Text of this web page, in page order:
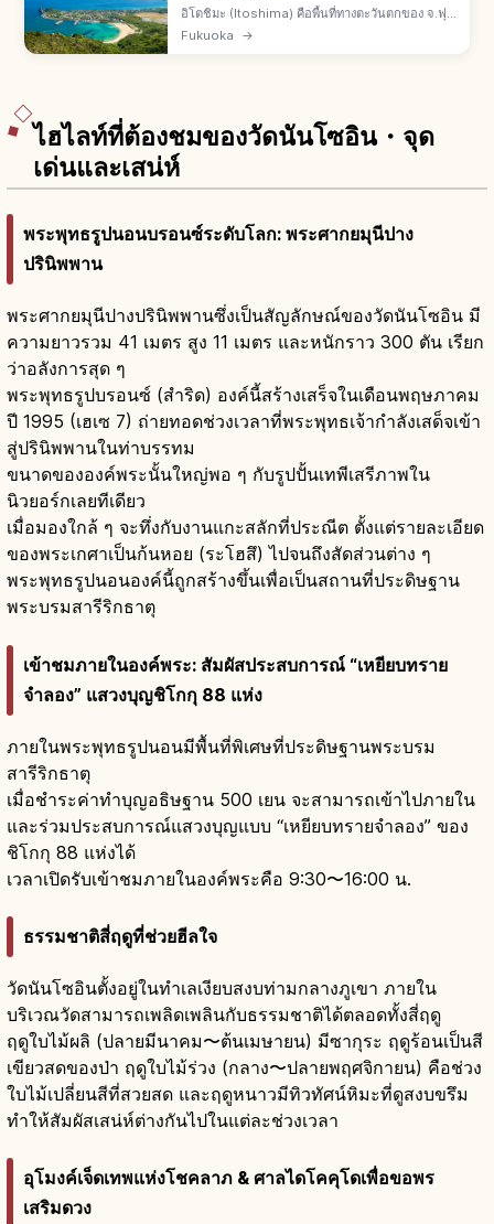
อิโตชิมะ (Itoshima) คือพื้นที่ทางตะวันตกของ จ.ฟุกุ
โอกะ จากตัวเมืองขับรถ 30 นาที ฟุตามิงะอุระมีหิน
Fukuoka →
ไฮไลท์ที่ต้องชมของวัดนันโซอิน・จุด
เด่นและเสน่ห์
พระพุทธรูปนอนบรอนซ์ระดับโลก: พระศากยมุนีปาง
ปรินิพพาน
พระศากยมุนีปางปรินิพพานซึ่งเป็นสัญลักษณ์ของวัดนันโซอิน มี
ความยาวรวม 41 เมตร สูง 11 เมตร และหนักราว 300 ตัน เรียก
ว่าอลังการสุด ๆ
พระพุทธรูปบรอนซ์ (สำริด) องค์นี้สร้างเสร็จในเดือนพฤษภาคม
ปี 1995 (เฮเซ 7) ถ่ายทอดช่วงเวลาที่พระพุทธเจ้ากำลังเสด็จเข้า
สู่ปรินิพพานในท่าบรรทม
ขนาดขององค์พระนั้นใหญ่พอ ๆ กับรูปปั้นเทพีเสรีภาพใน
นิวยอร์กเลยทีเดียว
เมื่อมองใกล้ ๆ จะทึ่งกับงานแกะสลักที่ประณีต ตั้งแต่รายละเอียด
ของพระเกศาเป็นก้นหอย (ระโฮสึ) ไปจนถึงสัดส่วนต่าง ๆ
พระพุทธรูปนอนองค์นี้ถูกสร้างขึ้นเพื่อเป็นสถานที่ประดิษฐาน
พระบรมสารีริกธาตุ
เข้าชมภายในองค์พระ: สัมผัสประสบการณ์ “เหยียบทราย
จำลอง” แสวงบุญชิโกกุ 88 แห่ง
ภายในพระพุทธรูปนอนมีพื้นที่พิเศษที่ประดิษฐานพระบรม
สารีริกธาตุ
เมื่อชำระค่าทำบุญอธิษฐาน 500 เยน จะสามารถเข้าไปภายใน
และร่วมประสบการณ์แสวงบุญแบบ “เหยียบทรายจำลอง” ของ
ชิโกกุ 88 แห่งได้
เวลาเปิดรับเข้าชมภายในองค์พระคือ 9:30〜16:00 น.
ธรรมชาติสี่ฤดูที่ช่วยฮีลใจ
วัดนันโซอินตั้งอยู่ในทำเลเงียบสงบท่ามกลางภูเขา ภายใน
บริเวณวัดสามารถเพลิดเพลินกับธรรมชาติได้ตลอดทั้งสี่ฤดู
ฤดูใบไม้ผลิ (ปลายมีนาคม〜ต้นเมษายน) มีซากุระ ฤดูร้อนเป็นสี
เขียวสดของป่า ฤดูใบไม้ร่วง (กลาง〜ปลายพฤศจิกายน) คือช่วง
ใบไม้เปลี่ยนสีที่สวยสด และฤดูหนาวมีทิวทัศน์หิมะที่ดูสงบขรึม
ทำให้สัมผัสเสน่ห์ต่างกันไปในแต่ละช่วงเวลา
อุโมงค์เจ็ดเทพแห่งโชคลาภ & ศาลไดโคคุโดเพื่อขอพร
เสริมดวง